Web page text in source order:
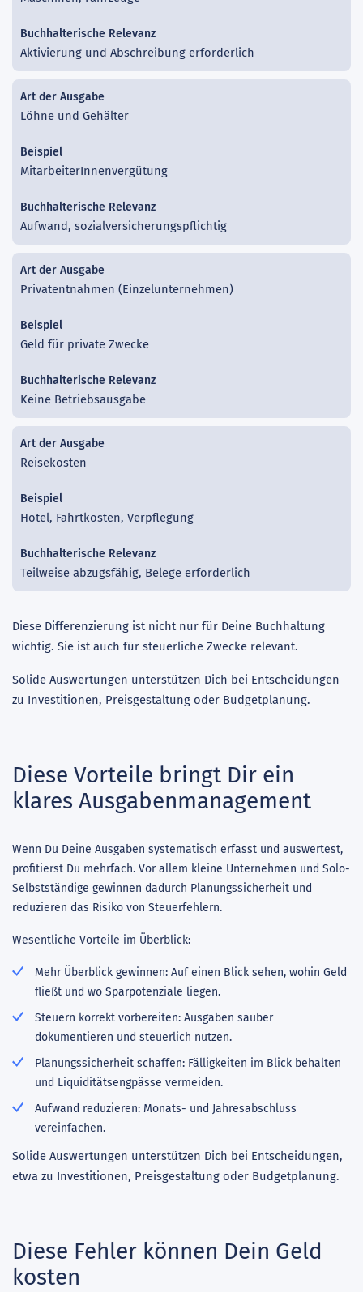
Aktivierung und Abschreibung erforderlich
Löhne und Gehälter
MitarbeiterInnenvergütung
Aufwand, sozialversicherungspflichtig
Privatentnahmen (Einzelunternehmen)
Geld für private Zwecke
Keine Betriebsausgabe
Reisekosten
Hotel, Fahrtkosten, Verpflegung
Teilweise abzugsfähig, Belege erforderlich
Diese Differenzierung ist nicht nur für Deine Buchhaltung
wichtig. Sie ist auch für steuerliche Zwecke relevant.
Solide Auswertungen unterstützen Dich bei Entscheidungen
zu Investitionen, Preisgestaltung oder Budgetplanung.
Diese Vorteile bringt Dir ein
klares Ausgabenmanagement
Wenn Du Deine Ausgaben systematisch erfasst und auswertest,
profitierst Du mehrfach. Vor allem kleine Unternehmen und Solo-
Selbstständige gewinnen dadurch Planungssicherheit und
reduzieren das Risiko von Steuerfehlern.
Wesentliche Vorteile im Überblick:
Mehr Überblick gewinnen: Auf einen Blick sehen, wohin Geld
fließt und wo Sparpotenziale liegen.
Steuern korrekt vorbereiten: Ausgaben sauber
dokumentieren und steuerlich nutzen.
Planungssicherheit schaffen: Fälligkeiten im Blick behalten
und Liquiditätsengpässe vermeiden.
Aufwand reduzieren: Monats- und Jahresabschluss
vereinfachen.
Solide Auswertungen unterstützen Dich bei Entscheidungen,
etwa zu Investitionen, Preisgestaltung oder Budgetplanung.
Diese Fehler können Dein Geld
kosten